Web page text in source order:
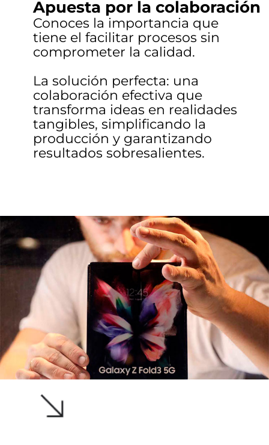
Apuesta por la colaboración
Conoces la importancia que
tiene el facilitar procesos sin
comprometer la calidad.
La solución perfecta: una
colaboración efectiva que
transforma ideas en realidades
tangibles, simplificando la
producción y garantizando
resultados sobresalientes.